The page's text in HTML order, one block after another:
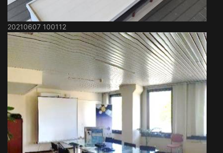
20210607 100112